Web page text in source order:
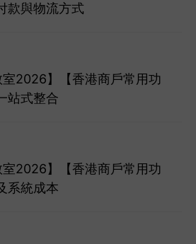
款與物流方式
室2026】【香港商戶常用功
站式整合
室2026】【香港商戶常用功
系統成本